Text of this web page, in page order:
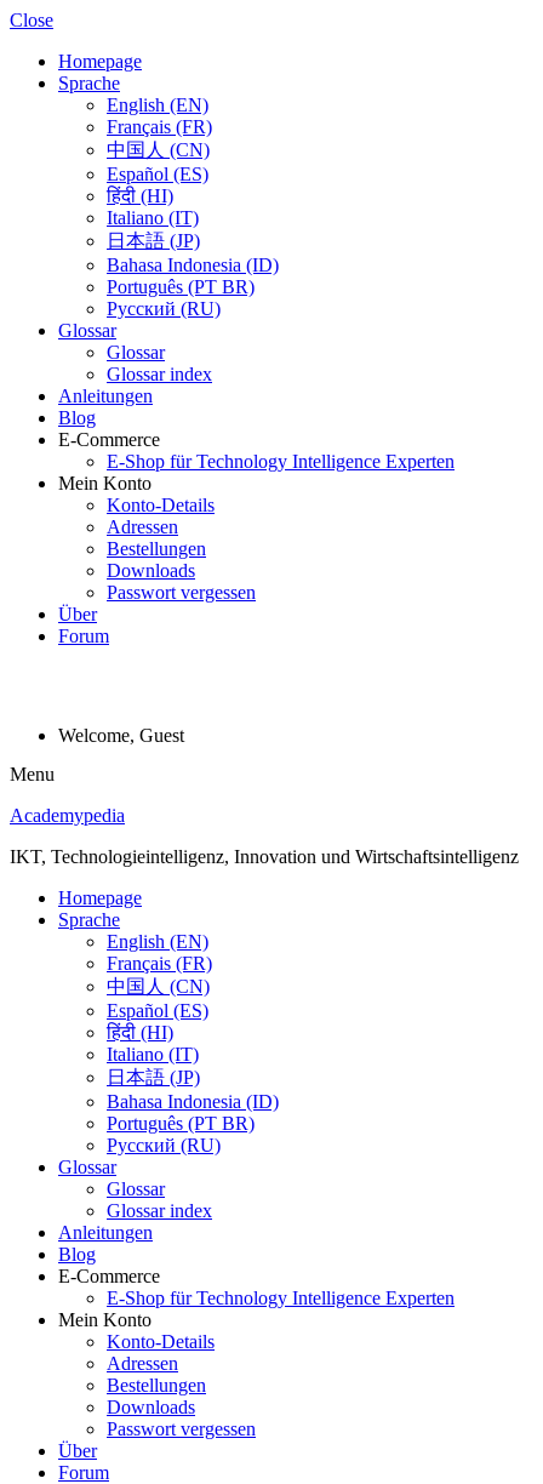
Close
Homepage
Sprache
English (EN)
Français (FR)
中国人 (CN)
Español (ES)
हिंदी (HI)
Italiano (IT)
日本語 (JP)
Bahasa Indonesia (ID)
Português (PT BR)
Pусский (RU)
Glossar
Glossar
Glossar index
Anleitungen
Blog
E-Commerce
E-Shop für Technology Intelligence Experten
Mein Konto
Konto-Details
Adressen
Bestellungen
Downloads
Passwort vergessen
Über
Forum
Welcome, Guest
Menu
Academypedia
IKT, Technologieintelligenz, Innovation und Wirtschaftsintelligenz
Homepage
Sprache
English (EN)
Français (FR)
中国人 (CN)
Español (ES)
हिंदी (HI)
Italiano (IT)
日本語 (JP)
Bahasa Indonesia (ID)
Português (PT BR)
Pусский (RU)
Glossar
Glossar
Glossar index
Anleitungen
Blog
E-Commerce
E-Shop für Technology Intelligence Experten
Mein Konto
Konto-Details
Adressen
Bestellungen
Downloads
Passwort vergessen
Über
Forum